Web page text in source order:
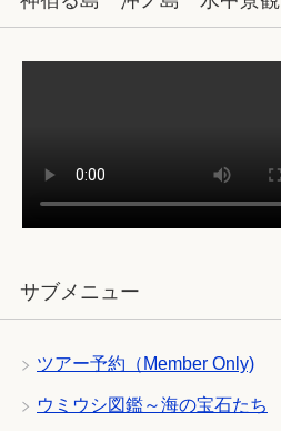
サブメニュー
ツアー予約（Member Only)
ウミウシ図鑑～海の宝石たち